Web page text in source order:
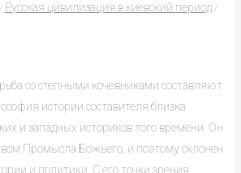
/ Русская цивилизация в киевский период /
со степными кочевниками составляют
истории составителя близка
и западных историков того времени. Он
Промысла Божьего, и поэтому склонен
и политики. С его точки зрения,